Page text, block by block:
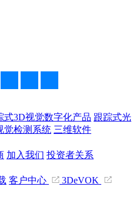
式3D视觉数字化产品 跟踪式光
觉检测系统 三维软件
加入我们 投资者关系
客户中心
3DeVOK